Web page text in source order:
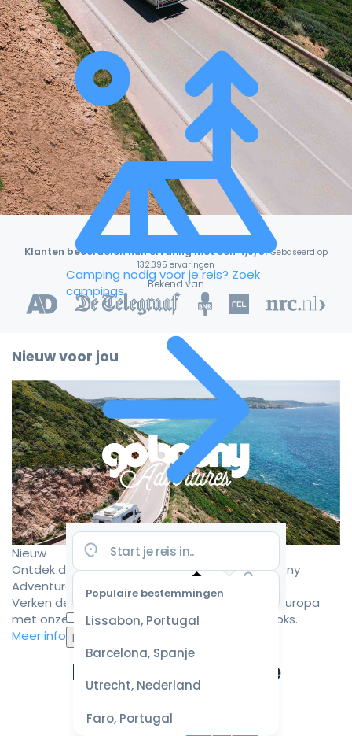
Camping nodig voor je reis? Zoek
campings
Populaire bestemmingen
Lissabon, Portugal
Barcelona, Spanje
Utrecht, Nederland
Faro, Portugal
Selecteer
datum
voor de
beste
prijzen
Klanten beoordelen hun ervaring met een 4,9/5! Gebaseerd op
132.395 ervaringen
Bekend van
Nieuw voor jou
Nieuw
Ontdek de mooiste camperroutes met Goboony
Adventures
Verken de mooiste camperbestemmingen in Europa
met onze zorgvuldig samengestelde roadbooks.
Meer informatie
Ervaar de ultieme
campervakantie